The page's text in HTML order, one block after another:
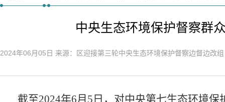
中央生态环境保护督察群
2024年06月05日 来源：区迎接第三轮中央生态环境保护督察边督边
截至2024年6月 5 日，对中央第七生态环境保